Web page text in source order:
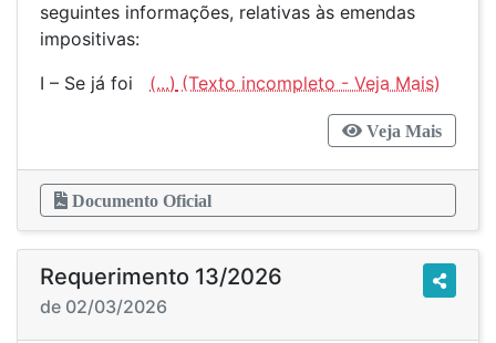
seguintes informações, relativas às emendas
impositivas:
I – Se já foi (...)
Veja Mais
Documento Oficial
Requerimento 13/2026
de 02/03/2026